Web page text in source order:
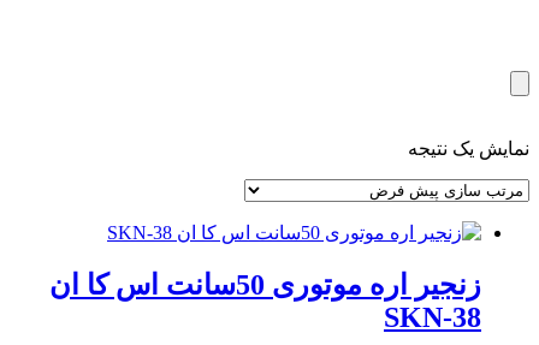
نمایش یک نتیجه
زنجیر اره موتوری 50سانت اس کا ان
SKN-38